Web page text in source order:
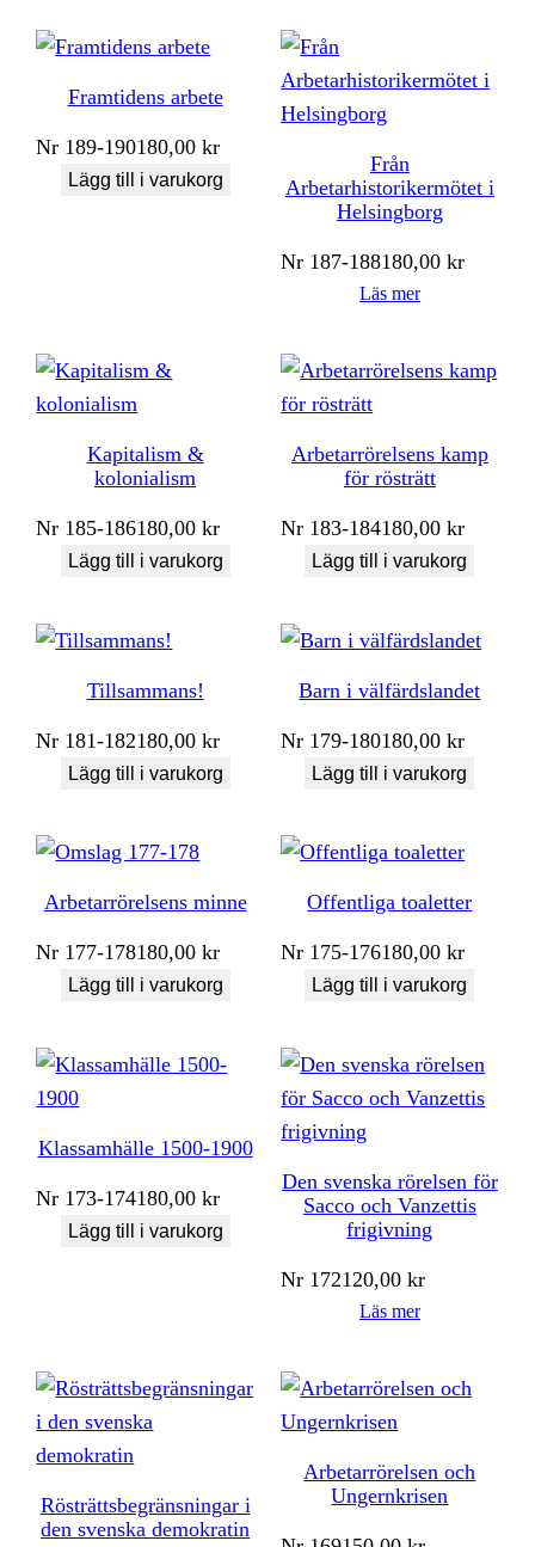
Framtidens arbete
Nr 189-190180,00kr
Lägg till i varukorg
Från
Arbetarhistorikermötet i
Helsingborg
Nr 187-188180,00kr
Läs mer
Kapitalism &
kolonialism
Nr 185-186180,00kr
Lägg till i varukorg
Arbetarrörelsens kamp
för rösträtt
Nr 183-184180,00kr
Lägg till i varukorg
Tillsammans!
Nr 181-182180,00kr
Lägg till i varukorg
Barn i välfärdslandet
Nr 179-180180,00kr
Lägg till i varukorg
Arbetarrörelsens minne
Nr 177-178180,00kr
Lägg till i varukorg
Offentliga toaletter
Nr 175-176180,00kr
Lägg till i varukorg
Klassamhälle 1500-1900
Nr 173-174180,00kr
Lägg till i varukorg
Den svenska rörelsen för
Sacco och Vanzettis
frigivning
Nr 172120,00kr
Läs mer
Rösträttsbegränsningar i
den svenska demokratin
Arbetarrörelsen och
Ungernkrisen